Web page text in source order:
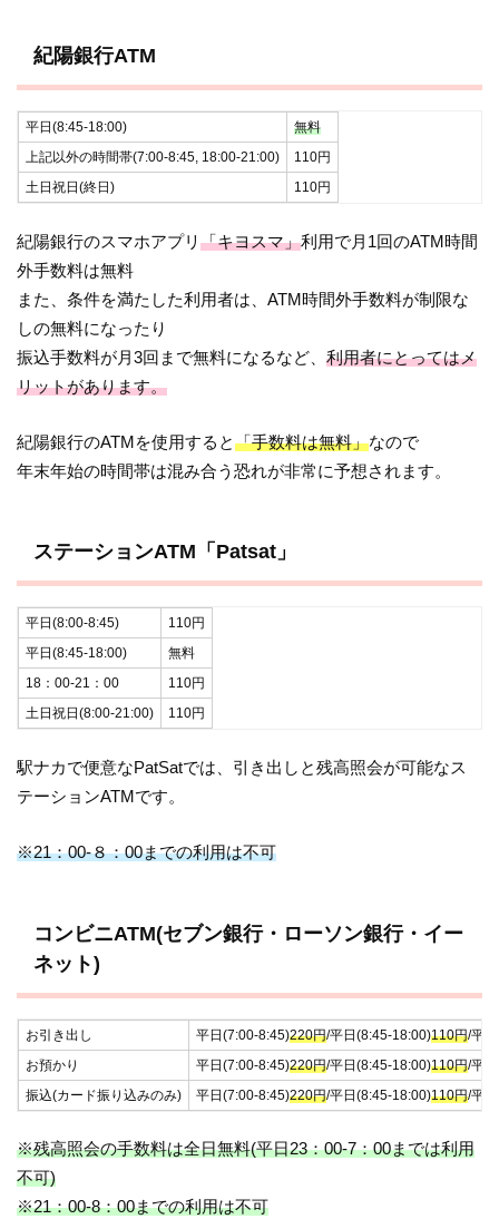
紀陽銀行ATM
平日(8:45-18:00)
無料
上記以外の時間帯(7:00-8:45, 18:00-21:00)
110円
土日祝日(終日)
110円
紀陽銀行のスマホアプリ「キヨスマ」利用で月1回のATM時間
外手数料は無料
また、条件を満たした利用者は、ATM時間外手数料が制限な
しの無料になったり
振込手数料が月3回まで無料になるなど、利用者にとってはメ
リットがあります。
紀陽銀行のATMを使用すると「手数料は無料」なので
年末年始の時間帯は混み合う恐れが非常に予想されます。
ステーションATM「Patsat」
平日(8:00-8:45)
110円
平日(8:45-18:00)
無料
18：00-21：00
110円
土日祝日(8:00-21:00)
110円
駅ナカで便意なPatSatでは、引き出しと残高照会が可能なス
テーションATMです。
※21：00-８：00までの利用は不可
コンビニATM(セブン銀行・ローソン銀行・イー
ネット)
お引き出し 平日(7:00-8:45)220円/平日(8:45-18:00)110円/平
お預かり
平日(7:00-8:45)220円/平日(8:45-18:00)110円/平
振込(カード振り込みのみ)
平日(7:00-8:45)220円/平日(8:45-18:00)110円/平
※残高照会の手数料は全日無料(平日23：00-7：00までは利用
不可)
※21：00-8：00までの利用は不可